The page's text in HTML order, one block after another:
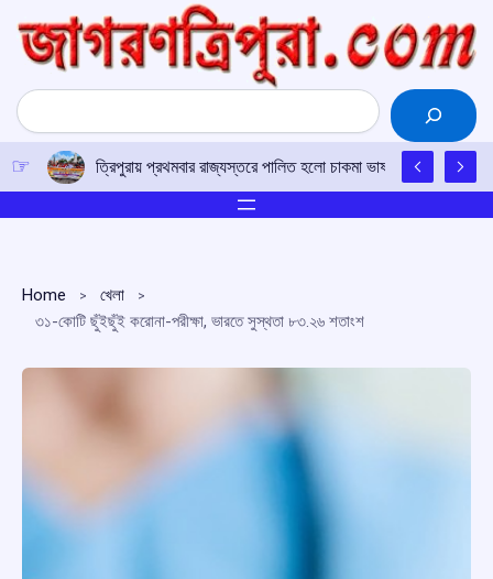
content
Search
ত্রিপুরায় প্রথমবার রাজ্যস্তরে পালিত হলো চাকমা ভাষা ও লিপি দিবস,
Home
খেলা
৩১-কোটি ছুঁইছুঁই করোনা-পরীক্ষা, ভারতে সুস্থতা ৮৩.২৬ শতাংশ